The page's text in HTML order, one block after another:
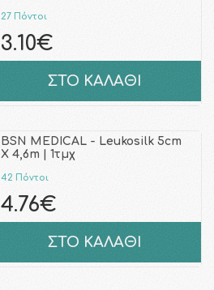
27 Πόντοι
3.10€
ΣΤΟ ΚΑΛΑΘΙ
BSN MEDICAL - Leukosilk 5cm
Χ 4,6m | 1τμχ
42 Πόντοι
4.76€
ΣΤΟ ΚΑΛΑΘΙ